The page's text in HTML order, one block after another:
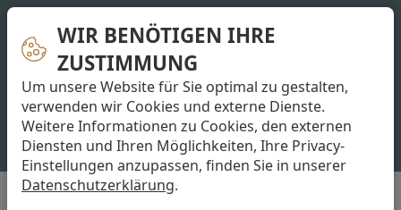
WIR BENÖTIGEN IHRE
ZUSTIMMUNG
Um unsere Website für Sie optimal zu gestalten,
verwenden wir Cookies und externe Dienste.
Weitere Informationen zu Cookies, den externen
Diensten und Ihren Möglichkeiten, Ihre Privacy-
Einstellungen anzupassen, finden Sie in unserer
Datenschutzerklärung.
unter Tel.:0341-6885037
04103 Leipzig
praxis@huth-leipzig.de
Kontakt &
Anfahrt